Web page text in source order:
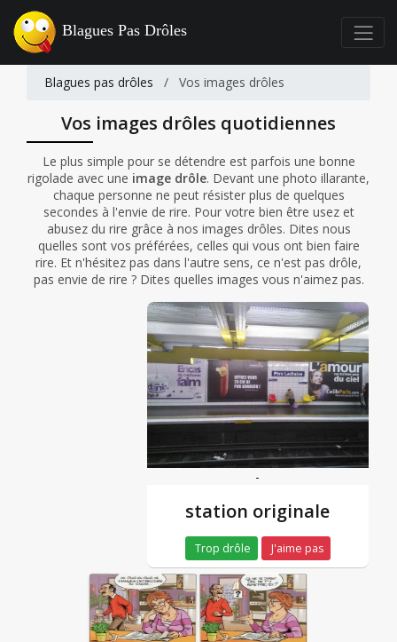
Blagues Pas Drôles
Blagues pas drôles / Vos images drôles
Vos images drôles quotidiennes
Le plus simple pour se détendre est parfois une bonne
rigolade avec une image drôle. Devant une photo illarante,
chaque personne ne peut résister plus de quelques
secondes à l'envie de rire. Pour votre bien être usez et
abusez du rire grâce à nos images drôles. Dites nous
quelles sont vos préférées, celles qui vous ont bien faire
rire. Et n'hésitez pas dans l'autre sens, ce n'est pas drôle,
pas envie de rire ? Dites quelles images vous n'aimez pas.
-
station originale
Trop drôle J'aime pas